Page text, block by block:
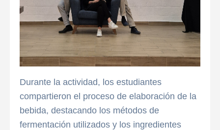
Durante la actividad, los estudiantes
compartieron el proceso de elaboración de la
bebida, destacando los métodos de
fermentación utilizados y los ingredientes